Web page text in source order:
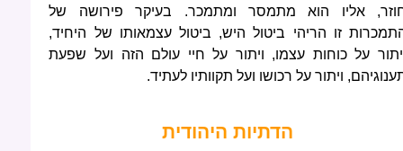
אליו הוא מתמסר ומתמכר. בעיקר פירושה של
זו הריהי ביטול היש, ביטול עצמאותו של היחיד,
על כוחות עצמו, ויתור על חיי עולם הזה ועל שפעת
ויתור על רכושו ועל תקוותיו לעתיד.
הדתיות היהודית